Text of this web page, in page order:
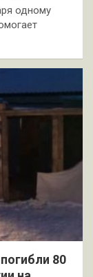
одному
80